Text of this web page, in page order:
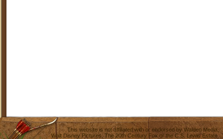
This website is not affiliated with or endorsed byWalden Media
Walt Disney Pictures,The 20th Century Fox or the C.S. Lewis Estate.